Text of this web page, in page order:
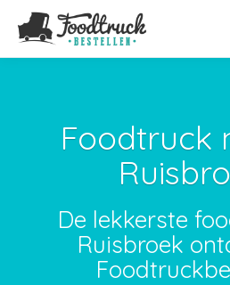
Foodtruck
De lekkerste
Ruisbroek